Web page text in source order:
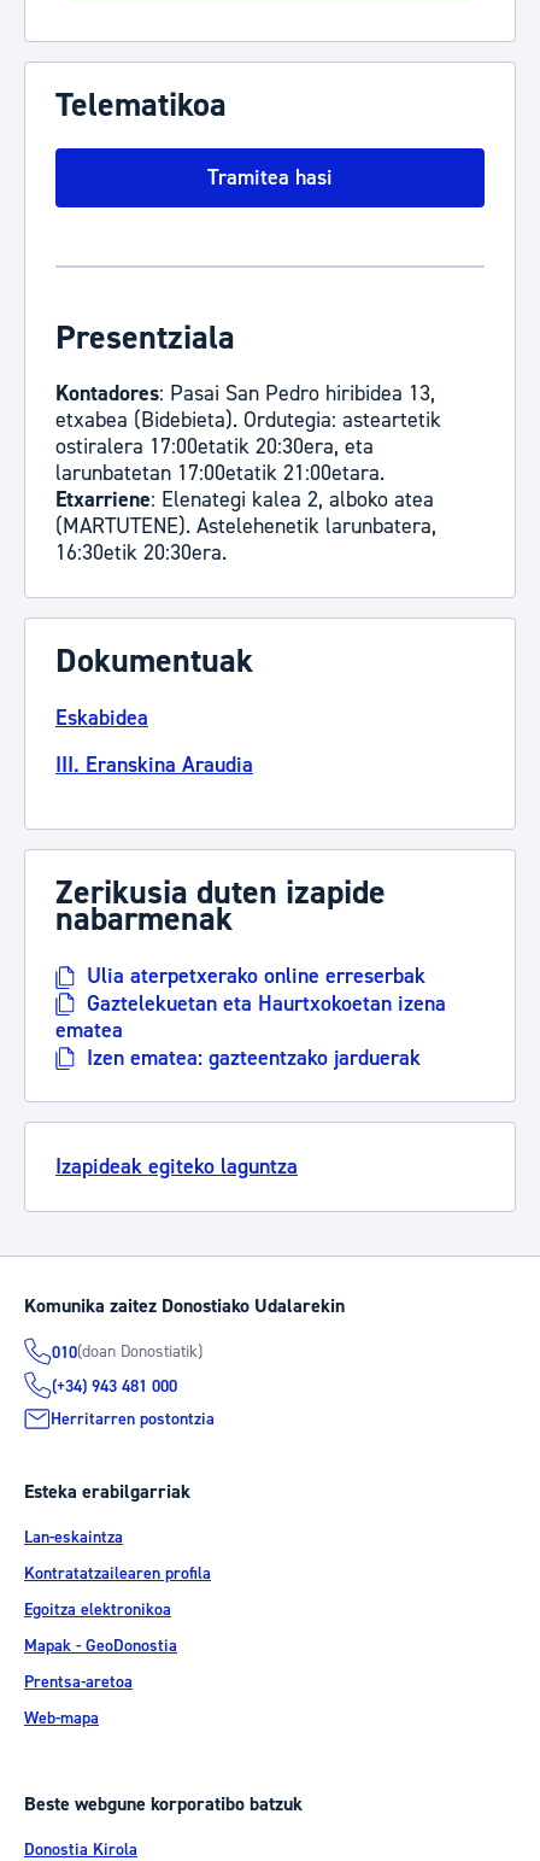
Telematikoa
Tramitea hasi
Presentziala
Kontadores: Pasai San Pedro hiribidea 13,
etxabea (Bidebieta). Ordutegia: asteartetik
ostiralera 17:00etatik 20:30era, eta
larunbatetan 17:00etatik 21:00etara.
Etxarriene: Elenategi kalea 2, alboko atea
(MARTUTENE). Astelehenetik larunbatera,
16:30etik 20:30era.
Dokumentuak
Eskabidea
III. Eranskina Araudia
Zerikusia duten izapide
nabarmenak
Ulia aterpetxerako online erreserbak
Gaztelekuetan eta Haurtxokoetan izena
ematea
Izen ematea: gazteentzako jarduerak
Izapideak egiteko laguntza
Komunika zaitez Donostiako Udalarekin
010(doan Donostiatik)
(+34) 943 481 000
Herritarren postontzia
Esteka erabilgarriak
Lan-eskaintza
Kontratatzailearen profila
Egoitza elektronikoa
Mapak - GeoDonostia
Prentsa-aretoa
Web-mapa
Beste webgune korporatibo batzuk
Donostia Kirola